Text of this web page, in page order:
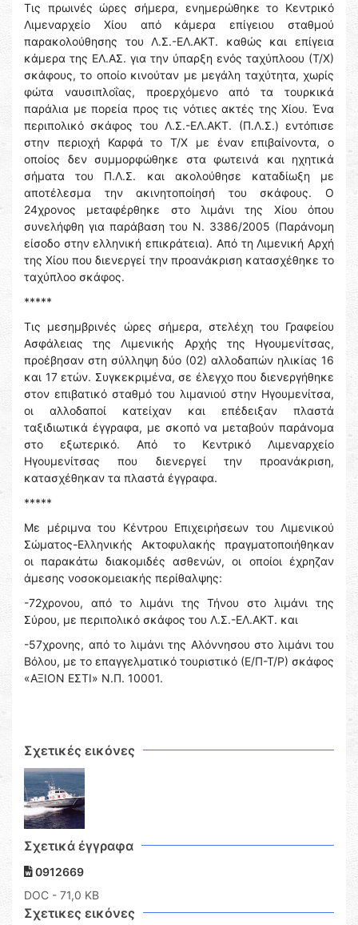
Τις πρωινές ώρες σήμερα, ενημερώθηκε το Κεντρικό
Λιμεναρχείο Χίου από κάμερα επίγειου σταθμού
παρακολούθησης του Λ.Σ.-ΕΛ.ΑΚΤ. καθώς και επίγεια
κάμερα της ΕΛ.ΑΣ. για την ύπαρξη ενός ταχύπλοου (Τ/Χ)
σκάφους, το οποίο κινούταν με μεγάλη ταχύτητα, χωρίς
φώτα ναυσιπλοΐας, προερχόμενο από τα τουρκικά
παράλια με πορεία προς τις νότιες ακτές της Χίου. Ένα
περιπολικό σκάφος του Λ.Σ.-ΕΛ.ΑΚΤ. (Π.Λ.Σ.) εντόπισε
στην περιοχή Καρφά το Τ/Χ με έναν επιβαίνοντα, ο
οποίος δεν συμμορφώθηκε στα φωτεινά και ηχητικά
σήματα του Π.Λ.Σ. και ακολούθησε καταδίωξη με
αποτέλεσμα την ακινητοποίησή του σκάφους. Ο
24χρονος μεταφέρθηκε στο λιμάνι της Χίου όπου
συνελήφθη για παράβαση του Ν. 3386/2005 (Παράνομη
είσοδο στην ελληνική επικράτεια). Από τη Λιμενική Αρχή
της Χίου που διενεργεί την προανάκριση κατασχέθηκε το
ταχύπλοο σκάφος.
*****
Τις μεσημβρινές ώρες σήμερα, στελέχη του Γραφείου
Ασφάλειας της Λιμενικής Αρχής της Ηγουμενίτσας,
προέβησαν στη σύλληψη δύο (02) αλλοδαπών ηλικίας 16
και 17 ετών. Συγκεκριμένα, σε έλεγχο που διενεργήθηκε
στον επιβατικό σταθμό του λιμανιού στην Ηγουμενίτσα,
οι αλλοδαποί κατείχαν και επέδειξαν πλαστά
ταξιδιωτικά έγγραφα, με σκοπό να μεταβούν παράνομα
στο εξωτερικό. Από το Κεντρικό Λιμεναρχείο
Ηγουμενίτσας που διενεργεί την προανάκριση,
κατασχέθηκαν τα πλαστά έγγραφα.
*****
Με μέριμνα του Κέντρου Επιχειρήσεων του Λιμενικού
Σώματος-Ελληνικής Ακτοφυλακής πραγματοποιήθηκαν
οι παρακάτω διακομιδές ασθενών, οι οποίοι έχρηζαν
άμεσης νοσοκομειακής περίθαλψης:
-72χρονου, από το λιμάνι της Τήνου στο λιμάνι της
Σύρου, με περιπολικό σκάφος του Λ.Σ.-ΕΛ.ΑΚΤ. και
-57χρονης, από το λιμάνι της Αλόννησου στο λιμάνι του
Βόλου, με το επαγγελματικό τουριστικό (Ε/Π-Τ/Ρ) σκάφος
«ΑΞΙΟΝ ΕΣΤΙ» Ν.Π. 10001.
Σχετικές εικόνες
Σχετικά έγγραφα
0912669
DOC - 71,0 KB
Σχετικες εικόνες